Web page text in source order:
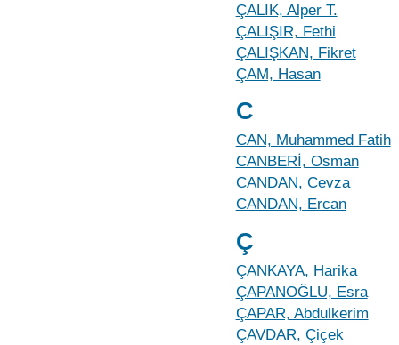
ÇALIK, Alper T.
ÇALIŞIR, Fethi
ÇALIŞKAN, Fikret
ÇAM, Hasan
C
CAN, Muhammed Fatih
CANBERİ, Osman
CANDAN, Cevza
CANDAN, Ercan
Ç
ÇANKAYA, Harika
ÇAPANOĞLU, Esra
ÇAPAR, Abdulkerim
ÇAVDAR, Çiçek